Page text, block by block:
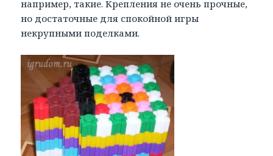
например, такие. Крепления не очень прочные,
но достаточные для спокойной игры
некрупными поделками.